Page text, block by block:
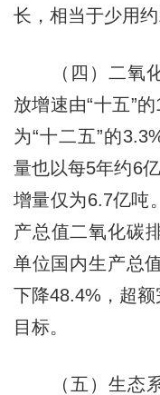
长，相当于少用约
（四）二氧化
放增速由“十五”
为“十二五”的
量也以每5年约6
增量仅为6.7亿吨
产总值二氧化碳
单位国内生产总
下降48.4%，超
目标。
（五）生态系